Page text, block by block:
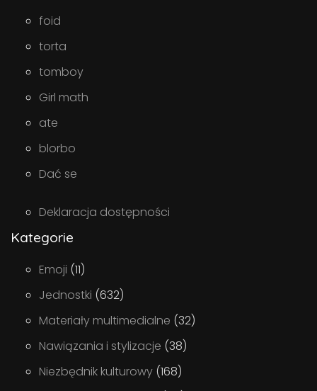
foid
torta
tomboy
Girl math
ate
blorbo
Dać se
Deklaracja dostępności
Kategorie
Emoji (11)
Jednostki (632)
Materiały multimedialne (32)
Nawiązania i stylizacje (38)
Niezbędnik kulturowy (168)